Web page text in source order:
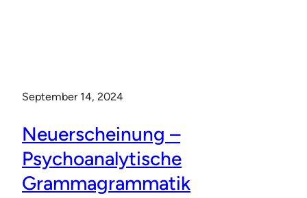
September 14, 2024
Neuerscheinung –
Psychoanalytische
Grammagrammatik